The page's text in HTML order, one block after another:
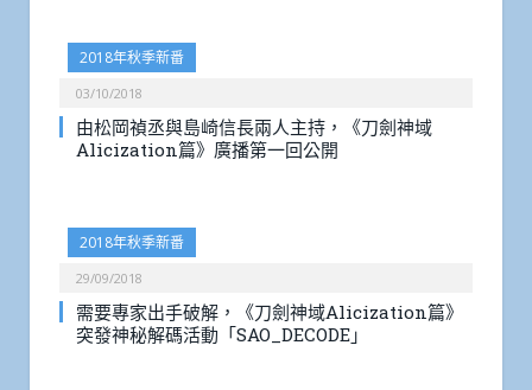
2018年秋季新番
03/10/2018
由松岡禎丞與島崎信長兩人主持，《刀劍神域
Alicization篇》廣播第一回公開
2018年秋季新番
29/09/2018
需要專家出手破解，《刀劍神域Alicization篇》
突發神秘解碼活動「SAO_DECODE」